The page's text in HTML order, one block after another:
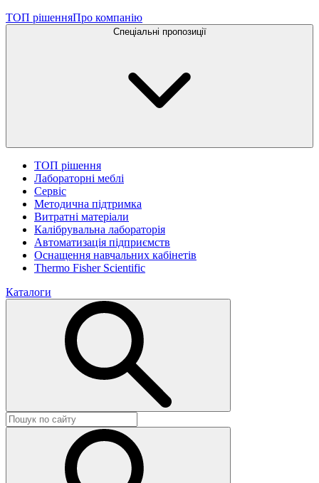
ТОП рішенняПро компанію
Спеціальні пропозиції
ТОП рішення
Лабораторні меблі
Сервіс
Методична підтримка
Витратні матеріали
Калібрувальна лабораторія
Автоматизація підприємств
Оснащення навчальних кабінетів
Thermo Fisher Scientific
Каталоги